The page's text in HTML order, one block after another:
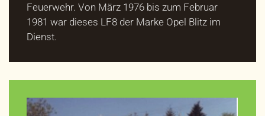
Feuerwehr. Von März 1976 bis zum Februar
1981 war dieses LF8 der Marke Opel Blitz im
Dienst.